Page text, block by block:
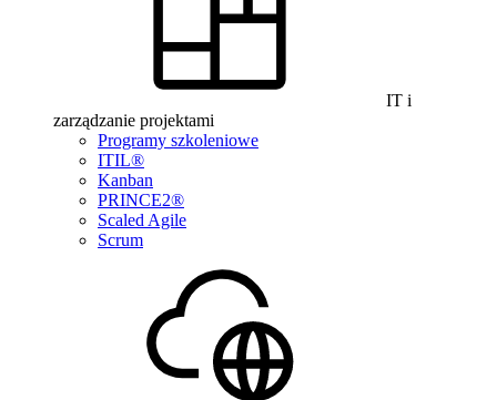
IT i
zarządzanie projektami
Programy szkoleniowe
ITIL®
Kanban
PRINCE2®
Scaled Agile
Scrum